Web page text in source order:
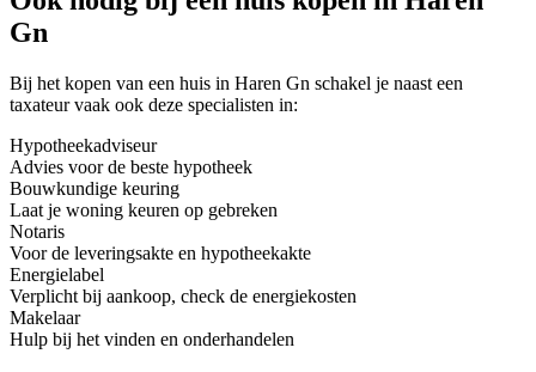
Gn
Bij het kopen van een huis in Haren Gn schakel je naast een
taxateur vaak ook deze specialisten in:
Hypotheekadviseur
Advies voor de beste hypotheek
Bouwkundige keuring
Laat je woning keuren op gebreken
Notaris
Voor de leveringsakte en hypotheekakte
Energielabel
Verplicht bij aankoop, check de energiekosten
Makelaar
Hulp bij het vinden en onderhandelen